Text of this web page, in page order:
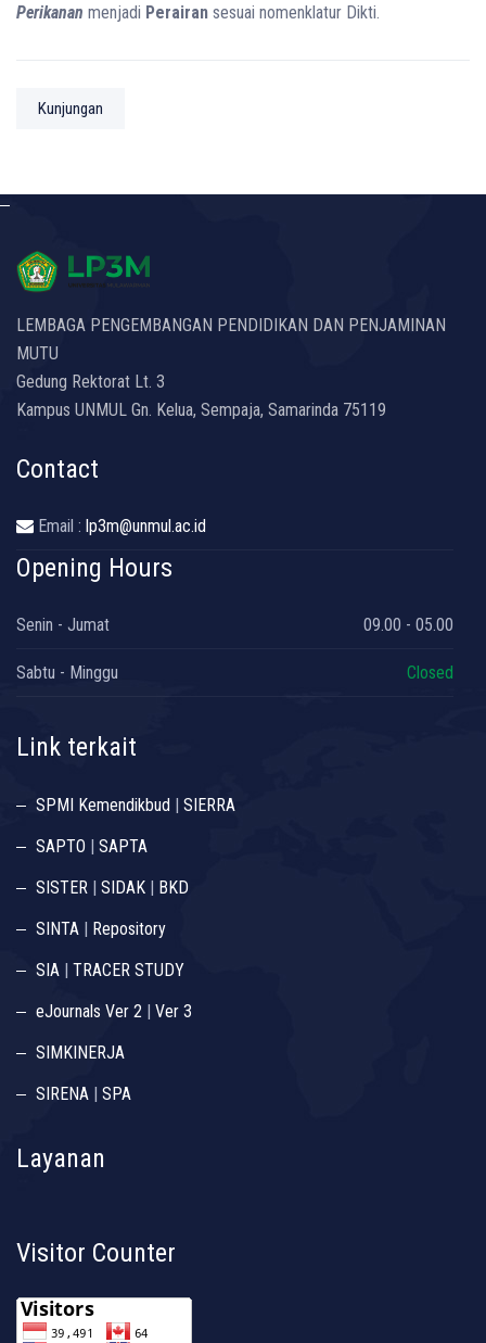
Perikanan menjadi Perairan sesuai nomenklatur Dikti.
Kunjungan
LEMBAGA PENGEMBANGAN PENDIDIKAN DAN PENJAMINAN
MUTU
Gedung Rektorat Lt. 3
Kampus UNMUL Gn. Kelua, Sempaja, Samarinda 75119
Contact
Email : lp3m@unmul.ac.id
Opening Hours
Senin - Jumat 09.00 - 05.00
Sabtu - Minggu Closed
Link terkait
SPMI Kemendikbud | SIERRA
SAPTO | SAPTA
SISTER | SIDAK | BKD
SINTA | Repository
SIA | TRACER STUDY
eJournals Ver 2 | Ver 3
SIMKINERJA
SIRENA | SPA
Layanan
Visitor Counter